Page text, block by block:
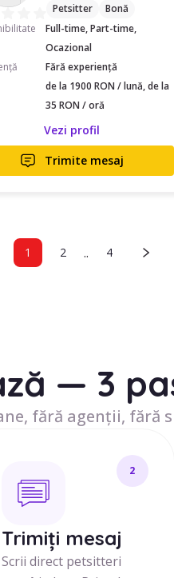
Petsitter
Bonă
Full-time, Part-time,
Ocazional
Fără experiență
de la 1900 RON / lună, de la
35 RON / oră
Vezi profil
Trimite mesaj
1 2 .. 4
— 3
fără agenții, fără
2
Trimiți mesaj
Scrii direct petsitteri